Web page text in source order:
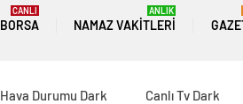
BORSA
CANLI
NAMAZ VAKITLERI
ANLIK
Hava Durumu Dark Canlı Tv Dark